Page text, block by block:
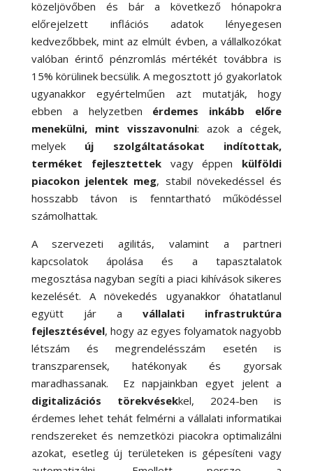
közeljövőben és bár a következő hónapokra
előrejelzett inflációs adatok lényegesen
kedvezőbbek, mint az elmúlt évben, a vállalkozókat
valóban érintő pénzromlás mértékét továbbra is
15% körülinek becsülik. A megosztott jó gyakorlatok
ugyanakkor egyértelműen azt mutatják, hogy
ebben a helyzetben érdemes inkább előre
menekülni, mint visszavonulni: azok a cégek,
melyek új szolgáltatásokat indítottak,
terméket fejlesztettekvagy éppen külföldi
piacokon jelentek meg, stabil növekedéssel és
hosszabb távon is fenntartható működéssel
számolhattak.
A szervezeti agilitás, valamint a partneri
kapcsolatok ápolása és a tapasztalatok
megosztása nagyban segíti a piaci kihívások sikeres
kezelését. A növekedés ugyanakkor óhatatlanul
együtt jár avállalati infrastruktúra
fejlesztésével, hogy az egyes folyamatok nagyobb
létszám és megrendelésszám esetén is
transzparensek, hatékonyak és gyorsak
maradhassanak. Ez napjainkban egyet jelent a
digitalizációs törekvésekkel, 2024-ben is
érdemes lehet tehát felmérni a vállalati informatikai
rendszereket és nemzetközi piacokra optimalizálni
azokat, esetleg új területeken is gépesíteni vagy